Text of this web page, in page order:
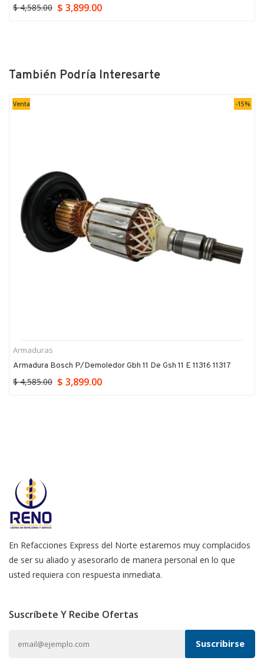
$ 4,585.00 $ 3,899.00
También Podría Interesarte
Venta -15%
Armaduras
Armadura Bosch P/demoledor Gbh 11 De Gsh 11 E 11316 11317
$ 4,585.00 $ 3,899.00
En Refacciones Express del Norte estaremos muy complacidos
de ser su aliado y asesorarlo de manera personal en lo que
usted requiera con respuesta inmediata.
Suscríbete Y Recibe Ofertas